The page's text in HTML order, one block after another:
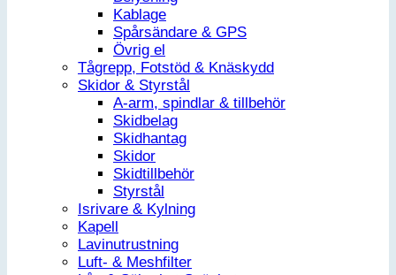
Kablage
Spårsändare & GPS
Övrig el
Tågrepp, Fotstöd & Knäskydd
Skidor & Styrstål
A-arm, spindlar & tillbehör
Skidbelag
Skidhantag
Skidor
Skidtillbehör
Styrstål
Isrivare & Kylning
Kapell
Lavinutrustning
Luft- & Meshfilter